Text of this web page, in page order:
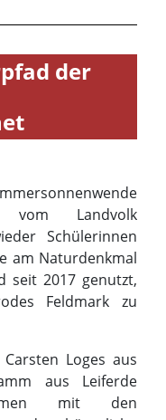
Landvolk
Schülerinnen
am Naturdenkmal
2017 genutzt,
Loges aus
aus Leiferde
mit den
bäuerliche
standen
Verfügung, um
zeitlich